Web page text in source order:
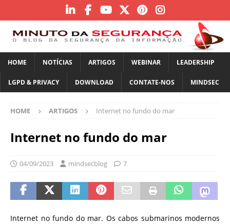
HOME NOTÍCIAS ARTIGOS WEBINAR LEADERSHIP
LGPD & PRIVACY DOWNLOAD CONTATE-NOS MINDSEC
HOME ARTIGOS Internet no fundo do mar
Internet no fundo do mar
04/09/2023 mindsecblog 7
Internet no fundo do mar. Os cabos submarinos modernos